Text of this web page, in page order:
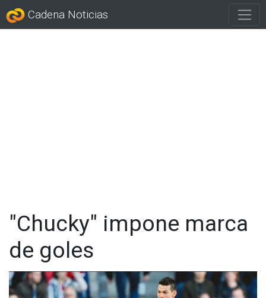
Cadena Noticias
"Chucky" impone marca
de goles